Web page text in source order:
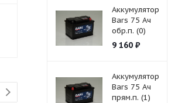
Аккумулятор
Bars 75 Ач
обр.п. (0)
9 160₽
Аккумулятор
Bars 75 Ач
прям.п. (1)